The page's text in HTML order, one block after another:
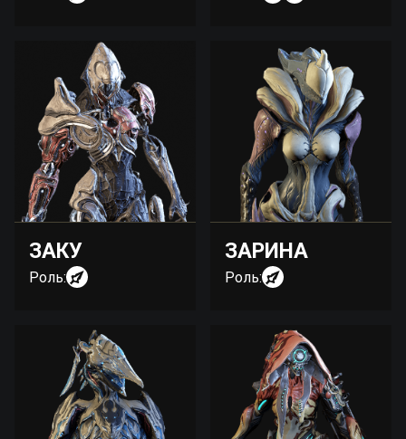
ЗАКУ
Роль:
ЗАРИНА
Роль: